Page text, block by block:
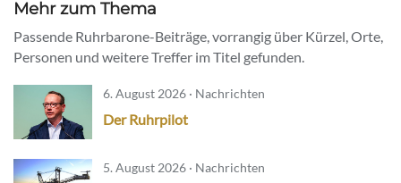
Mehr zum Thema
Passende Ruhrbarone-Beiträge, vorrangig über Kürzel, Orte,
Personen und weitere Treffer im Titel gefunden.
6. August 2026 · Nachrichten
Der Ruhrpilot
5. August 2026 · Nachrichten